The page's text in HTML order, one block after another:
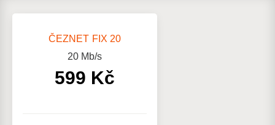
ČEZNET FIX 20
20Mb/s
599 Kč